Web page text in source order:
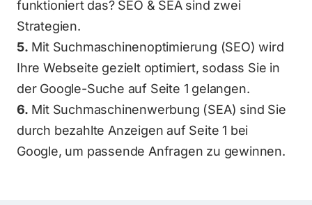
funktioniert das? SEO & SEA sind zwei
Strategien.
5. Mit Suchmaschinenoptimierung (SEO) wird
Ihre Webseite gezielt optimiert, sodass Sie in
der Google-Suche auf Seite 1 gelangen.
6. Mit Suchmaschinenwerbung (SEA) sind Sie
durch bezahlte Anzeigen auf Seite 1 bei
Google, um passende Anfragen zu gewinnen.